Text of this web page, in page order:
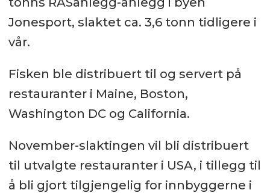
Jonesport, slaktet ca. 3,6 tonn tidligere i
vår.
Fisken ble distribuert til og servert på
restauranter i Maine, Boston,
Washington DC og California.
November-slaktingen vil bli distribuert
til utvalgte restauranter i USA, i tillegg til
å bli gjort tilgjengelig for innbyggerne i